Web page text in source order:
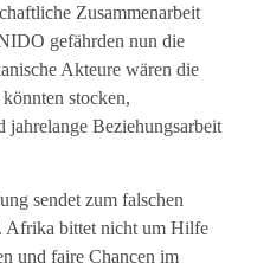
Zusammenarbeit
gefährden nun die
Akteure wären die
stocken,
jahrelange Beziehungsarbeit
sendet zum falschen
Afrika bittet nicht um Hilfe
und faire Chancen im